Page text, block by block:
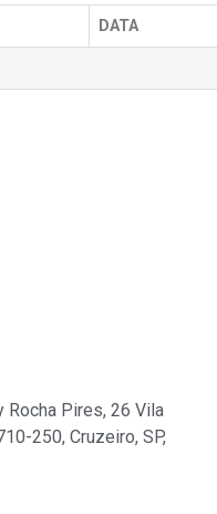
DATA
Rocha Pires, 26 Vila
250, Cruzeiro, SP,